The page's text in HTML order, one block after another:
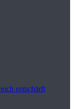
entschärft